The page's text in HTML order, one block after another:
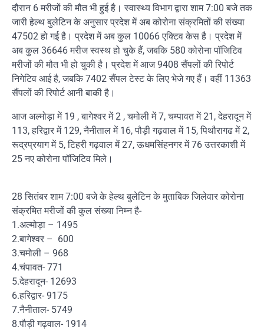
दौरान 6 मरीजों की मौत भी हुई है। स्वास्थ्य विभाग द्वारा शाम 7:00 बजे तक
जारी हेल्थ बुलेटिन के अनुसार प्रदेश में अब कोरोना संक्रमितों की संख्या
47502 हो गई है। प्रदेश में अब कुल 10066 एक्टिव केस है। प्रदेश में
अब कुल 36646 मरीज स्वस्थ हो चुके हैं, जबकि 580 कोरोना पॉजिटिव
मरीजों की मौत भी हो चुकी है। प्रदेश में आज 9408 सैंपलों की रिपोर्ट
निगेटिव आई है, जबकि 7402 सैंपल टेस्ट के लिए भेजे गए हैं। वहीं 11363
सैंपलों की रिपोर्ट आनी बाकी है।
आज अल्मोड़ा में 19 , बागेश्वर में 2 , चमोली में 7, चम्पावत में 21, देहरादून में
113, हरिद्वार में 129, नैनीताल में 16, पौड़ी गढ़वाल में 15, पिथौरागढ में 2,
रूद्रप्रयाग में 5, टिहरी गढ़वाल में 27, ऊधमसिंहनगर में 76 उत्तरकाशी में
25 नए कोरोना पॉजिटिव मिले।
28 सितंबर शाम 7:00 बजे के हेल्थ बुलेटिन के मुताबिक जिलेवार कोरोना
संक्रमित मरीजों की कुल संख्या निम्न है-
1.अल्मोड़ा – 1495
2.बागेश्वर – 600
3.चमोली – 968
4.चंपावत- 771
5.देहरादून- 12693
6.हरिद्वार- 9175
7.नैनीताल- 5749
8.पौड़ी गढ़वाल- 1914